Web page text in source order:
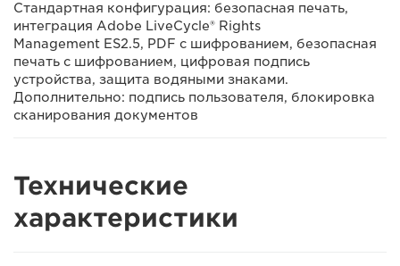
Стандартная конфигурация: безопасная печать,
интеграция Adobe LiveCycle® Rights
Management ES2.5, PDF с шифрованием, безопасная
печать с шифрованием, цифровая подпись
устройства, защита водяными знаками.
Дополнительно: подпись пользователя, блокировка
сканирования документов
Технические
характеристики